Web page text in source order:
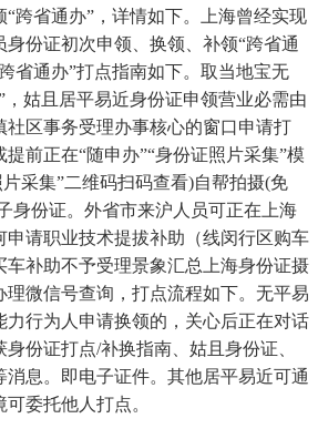
跨省通办”，详情如下。上海曾经实现
份证初次申领、换领、补领“跨省通
省通办”打点指南如下。取当地宝无
，姑且居平易近身份证申领营业必需由
社区事务受理办事核心的窗口申请打
前正在“随申办”“身份证照片采集”模
采集”二维码扫码查看)自帮拍摄(免
身份证。外省市来沪人员可正在上海
申请职业技术提拔补助（线闵行区购车
车补助不予受理景象汇总上海身份证摄
理微信号查询，打点流程如下。无平易
力行为人申请换领的，关心后正在对话
份证打点/补换指南、姑且身份证、
息。即电子证件。其他居平易近可通
委托他人打点。